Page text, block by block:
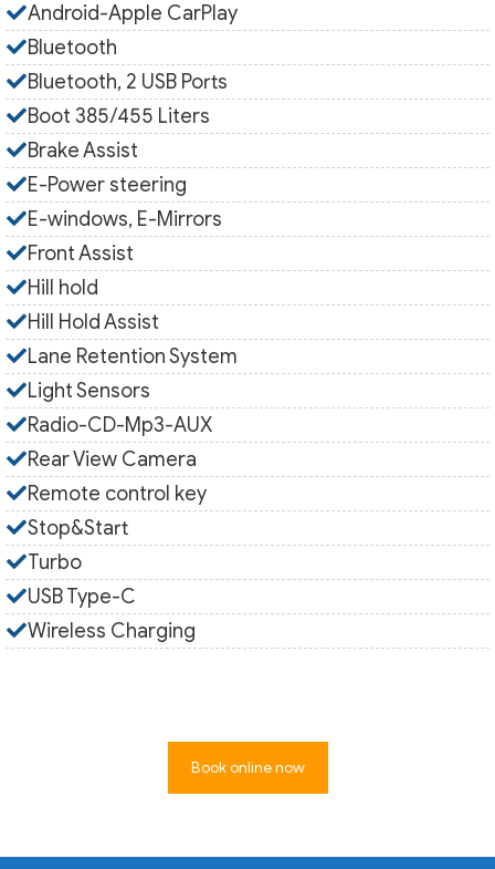
Android-Apple CarPlay
Bluetooth
Bluetooth, 2 USB Ports
Boot 385/455 Liters
Brake Assist
E-Power steering
E-windows, E-Mirrors
Front Assist
Hill hold
Hill Hold Assist
Lane Retention System
Light Sensors
Radio-CD-Mp3-AUX
Rear View Camera
Remote control key
Stop&Start
Turbo
USB Type-C
Wireless Charging
Book online now